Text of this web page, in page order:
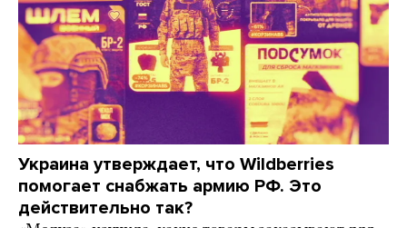
Украина утверждает, что Wildberries
помогает снабжать армию РФ. Это
действительно так?